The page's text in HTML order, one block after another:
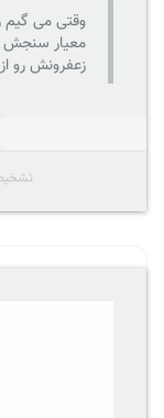
وقتی می گیم
معیار سنجش
زعفرونش رو